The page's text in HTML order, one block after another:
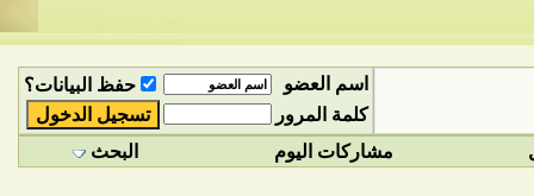
اسم العضو
حفظ البيانات؟
كلمة المرور
مشاركات اليوم البحث